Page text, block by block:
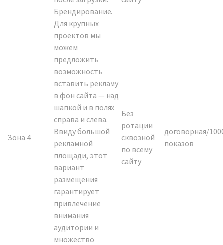
Зона 4
Брендирование.
Для крупных
проектов мы
можем
предложить
возможность
вставить рекламу
в фон сайта — над
шапкой и в полях
справа и слева.
Ввиду большой
рекламной
площади, этот
вариант
размещения
гарантирует
привлечение
внимания
аудитории и
множество
Без
ротации
сквозной
по всему
сайту
договорная/
показов